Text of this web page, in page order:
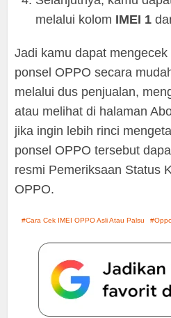
melalui kolom IMEI 1
Jadi kamu dapat
ponsel OPPO secara
melalui dus penjualan,
atau melihat di halaman
jika ingin lebih rinci
ponsel OPPO tersebut
resmi Pemeriksaan Status
OPPO.
Cara Cek IMEI OPPO Asli Atau Palsu